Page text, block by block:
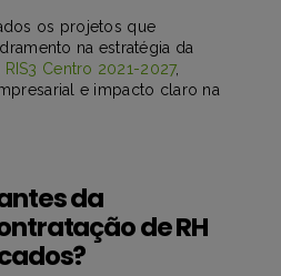
os projetos que
na estratégia da
RIS3 Centro 2021-2027,
e impacto claro na
da
de RH